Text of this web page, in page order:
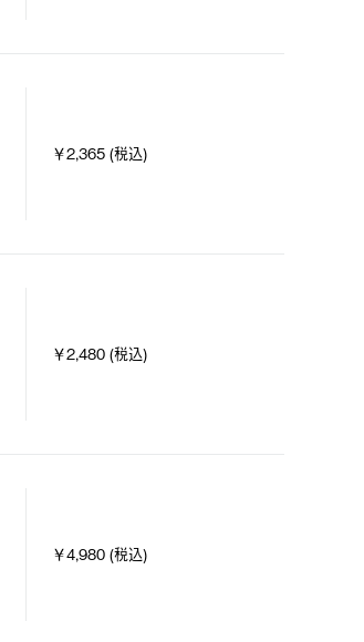
￥2,365 (税込)
￥2,480 (税込)
￥4,980 (税込)